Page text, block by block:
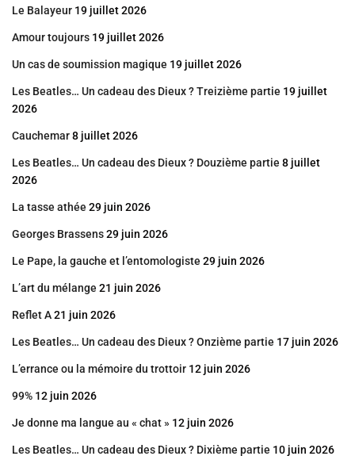
Le Balayeur 19 juillet 2026
Amour toujours 19 juillet 2026
Un cas de soumission magique 19 juillet 2026
Les Beatles… Un cadeau des Dieux ? Treizième partie 19 juillet
2026
Cauchemar8 juillet 2026
Les Beatles… Un cadeau des Dieux ? Douzième partie 8 juillet
2026
La tasse athée 29 juin 2026
Georges Brassens29 juin 2026
Le Pape, la gauche et l’entomologiste 29 juin 2026
L’art du mélange 21 juin 2026
Reflet A21 juin 2026
Les Beatles… Un cadeau des Dieux ? Onzième partie 17 juin 2026
L’errance ou la mémoire du trottoir 12 juin 2026
99% 12 juin 2026
Je donne ma langue au « chat » 12 juin 2026
Les Beatles… Un cadeau des Dieux ? Dixième partie 10 juin 2026